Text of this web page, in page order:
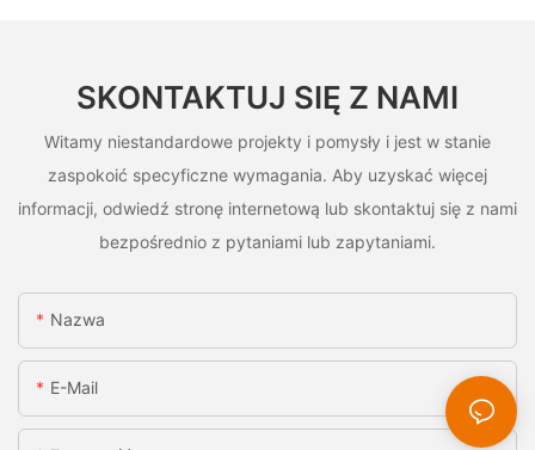
SKONTAKTUJ SIĘ Z NAMI
Witamy niestandardowe projekty i pomysły i jest w stanie
zaspokoić specyficzne wymagania. Aby uzyskać więcej
informacji, odwiedź stronę internetową lub skontaktuj się z nami
bezpośrednio z pytaniami lub zapytaniami.
Nazwa
E-Mail